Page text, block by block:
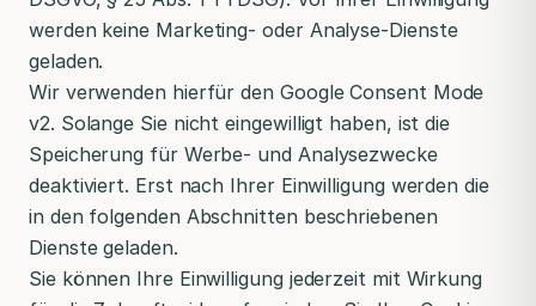
werden keine Marketing- oder Analyse-Dienste
geladen.
Wir verwenden hierfür den Google Consent Mode
v2. Solange Sie nicht eingewilligt haben, ist die
Speicherung für Werbe- und Analysezwecke
deaktiviert. Erst nach Ihrer Einwilligung werden die
in den folgenden Abschnitten beschriebenen
Dienste geladen.
Sie können Ihre Einwilligung jederzeit mit Wirkung